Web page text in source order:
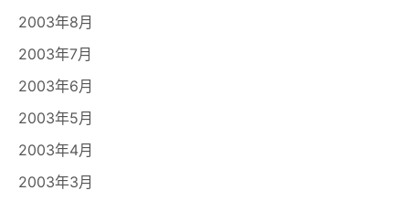
2003年8月
2003年7月
2003年6月
2003年5月
2003年4月
2003年3月